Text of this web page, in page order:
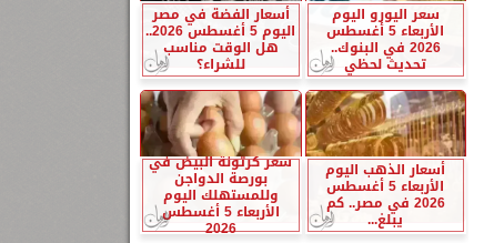
سعر اليورو اليوم
الأربعاء 5 أغسطس
2026 في البنوك..
تحديث لحظي
أسعار الفضة في مصر
اليوم 5 أغسطس 2026..
هل الوقت مناسب
للشراء؟
أسعار الذهب اليوم
الأربعاء 5 أغسطس
2026 في مصر.. كم
يبلغ...
سعر كرتونة البيض في
بورصة الدواجن
وللمستهلك اليوم
الأربعاء 5 أغسطس
2026